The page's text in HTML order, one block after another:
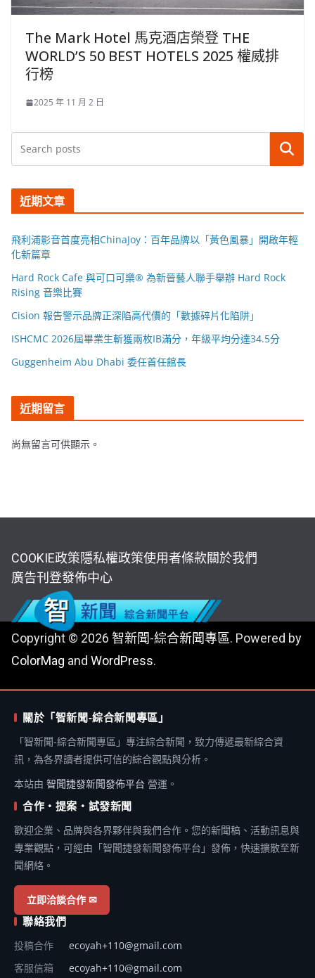
The Mark Hotel 馬克酒店榮登 THE
WORLD’S 50 BEST HOTELS 2025 權威排
行榜
2025 年 11 月 2 日
搜尋
近期文章
飛利浦影音首度亮相ChinaJoy：百年品牌以「黃色風暴」開啟年輕
化新篇章
Hard Rock Cafe 與可口可樂® 為新晉藝人聯手舉辦 Hard Rock
Rising 音樂比賽
Cision 報告警示品牌正深陷高代價的「數據碎片化陷阱」
ISHCMC 2026屆畢業生斬獲兩枚IB滿分，年級平均分達34.5分
Guggenheim Abu Dhabi 委任首任館長
近期留言
尚無留言可供顯示。
COOKIE政策隱私權政策使用者條款關於我們
廣告刊登發佈中心
Copyright © 2026 智新聞-綜合新聞專區. Powered by
ColorMag and WordPress.
關於「智新聞-綜合新聞專區」
「智新聞-綜合新聞專區」專注綜合新聞，致力傳遞最新綜合資
訊，為各界讀者提供可信的綜合觀點與分析。
本站由 智聞捷發新聞發佈平台 營運。
合作・提案・試發新聞
歡迎企業、品牌與各界夥伴與我們合作。您的新聞稿、活動訊息與
專業觀點，可經由「智聞捷發新聞發佈平台」發佈，快速擴散至新
聞網絡。
立即洽談合作 ✉
聯絡我們
投稿合作
ecoyah+110@gmail.com
客服信箱
ecoyah+110@gmail.com